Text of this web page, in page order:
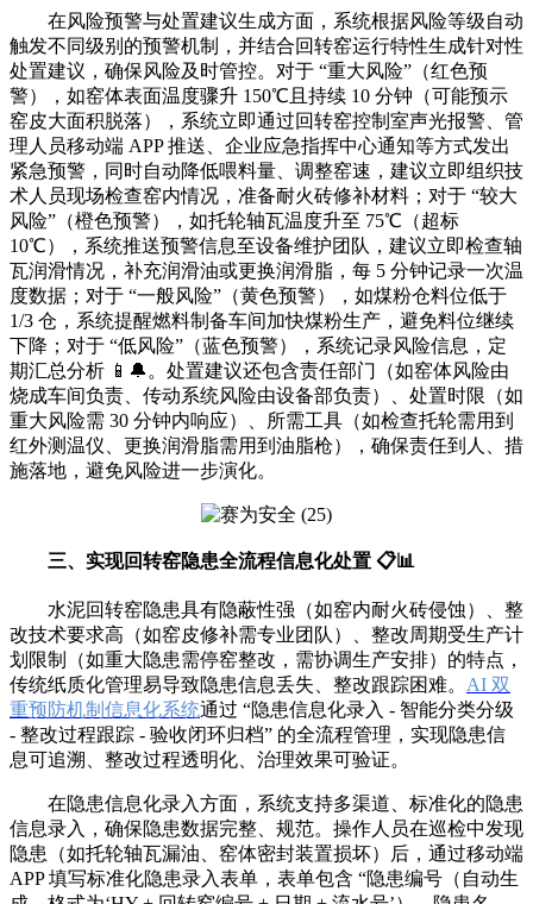
在风险预警与处置建议生成方面，系统根据风险等级自动
触发不同级别的预警机制，并结合回转窑运行特性生成针对性
处置建议，确保风险及时管控。对于 “重大风险”（红色预
警），如窑体表面温度骤升 150℃且持续 10 分钟（可能预示
窑皮大面积脱落），系统立即通过回转窑控制室声光报警、管
理人员移动端 APP 推送、企业应急指挥中心通知等方式发出
紧急预警，同时自动降低喂料量、调整窑速，建议立即组织技
术人员现场检查窑内情况，准备耐火砖修补材料；对于 “较大
风险”（橙色预警），如托轮轴瓦温度升至 75℃（超标
10℃），系统推送预警信息至设备维护团队，建议立即检查轴
瓦润滑情况，补充润滑油或更换润滑脂，每 5 分钟记录一次温
度数据；对于 “一般风险”（黄色预警），如煤粉仓料位低于
1/3 仓，系统提醒燃料制备车间加快煤粉生产，避免料位继续
下降；对于 “低风险”（蓝色预警），系统记录风险信息，定
期汇总分析 📱🔔。处置建议还包含责任部门（如窑体风险由
烧成车间负责、传动系统风险由设备部负责）、处置时限（如
重大风险需 30 分钟内响应）、所需工具（如检查托轮需用到
红外测温仪、更换润滑脂需用到油脂枪），确保责任到人、措
施落地，避免风险进一步演化。
三、实现回转窑隐患全流程信息化处置 📋📊
水泥回转窑隐患具有隐蔽性强（如窑内耐火砖侵蚀）、整
改技术要求高（如窑皮修补需专业团队）、整改周期受生产计
划限制（如重大隐患需停窑整改，需协调生产安排）的特点，
传统纸质化管理易导致隐患信息丢失、整改跟踪困难。 AI 双
重预防机制信息化系统通过 “隐患信息化录入 - 智能分类分级
- 整改过程跟踪 - 验收闭环归档” 的全流程管理，实现隐患信
息可追溯、整改过程透明化、治理效果可验证。
在隐患信息化录入方面，系统支持多渠道、标准化的隐患
信息录入，确保隐患数据完整、规范。操作人员在巡检中发现
隐患（如托轮轴瓦漏油、窑体密封装置损坏）后，通过移动端
APP 填写标准化隐患录入表单，表单包含 “隐患编号（自动生